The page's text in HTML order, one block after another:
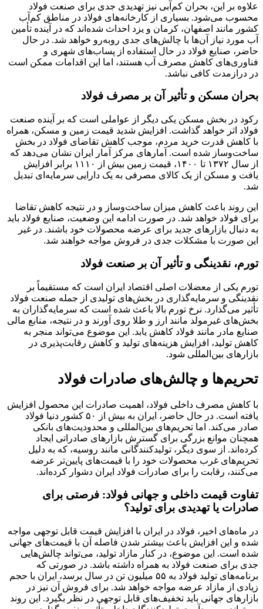
علاوه بر این، بحران کم‌آبی نیز تهدیدی جدی برای صنعت فولاد
محسوب می‌شود. بسیاری از کارخانه‌های فولاد در مناطق کم‌آب
کشور مانند اصفهان، کرمان و یزد احداث شده‌اند که در آینده تأمین
آب مورد نیاز آن‌ها با چالش‌های جدی روبه‌رو خواهد شد. در حال
حاضر، صنایع فولاد در حال استفاده از پساب‌های شهری و
فناوری‌های کاهش مصرف آب هستند، اما این اقدامات ممکن است
در درازمدت کافی نباشد.
بحران مسکن و تأثیر آن بر مصرف فولاد
رکود در بخش مسکن یکی دیگر از عواملی است که بر آینده صنعت
فولاد اثر خواهد گذاشت. افزایش شدید قیمت زمین و مسکن، همراه
با کاهش قدرت خرید مردم، موجب کاهش تقاضای فولاد در بخش
ساخت‌وساز شده است. آمارهای مرکز آمار ایران نشان می‌دهد که
از سال ۱۳۷۲ تا ۱۴۰۰، قیمت زمین بیش از ۱۱۱۰ برابر افزایش
یافت و مسکن از یک کالای مصرفی به یک دارایی سرمایه‌ای تبدیل
شد.
این روند باعث کاهش میزان ساخت‌وساز و در نتیجه کاهش تقاضا
برای فولاد خواهد شد. در صورت ادامه این وضعیت، صنایع فولاد باید
به دنبال بازارهای جدید برای عرضه محصولات خود باشند. در غیر
این صورت با مشکلات جدی در فروش مواجه خواهند شد.
تورم، نقدینگی و تأثیر آن بر صنعت فولاد
تورم یکی از معضلات اصلی اقتصاد ایران است که مستقیماً بر
نقدینگی و سرمایه‌گذاری در بخش‌های تولیدی از جمله صنعت فولاد
تأثیر می‌گذارد. نرخ تورم بالا باعث شده است که سرمایه‌گذاران به
بخش‌های غیرمولد مانند ارز و طلا روی آورند و در نتیجه، منابع مالی
صنایع مادر مانند فولاد کاهش یابد. این موضوع می‌تواند منجر به
کاهش تولید، افزایش هزینه‌های تولید و کاهش رقابت‌پذیری در
بازارهای بین‌المللی شود.
تحریم‌ها و چالش‌های صادرات فولاد
با کاهش مصرف داخلی فولاد، اهمیت صادرات این محصول افزایش
یافته است. در حال حاضر، ایران به بیش از ۵۰ کشور دنیا فولاد
صادر می‌کند. اما تحریم‌های بین‌المللی و محدودیت‌های بانکی
همچنان موانع بزرگی برای گسترش بازارهای صادراتی ایجاد
کرده‌اند. از سوی دیگر، تولیدکنندگانی مانند روسیه، که به دلیل
تحریم‌های غرب محصولات خود را با قیمت‌های پایین‌تر عرضه
می‌کنند، رقابت را برای صادرات فولاد ایران دشوار کرده‌اند.
تفاوت قیمت داخلی و جهانی فولاد: فرصتی برای
صادرات یا تهدیدی برای تولید؟
در ماه‌های اخیر، فولاد در ایران با افزایش قیمت قابل توجهی مواجه
شده و این افزایش باعث بیشتر شدن فاصله آن با قیمت‌های جهانی
شده است. این موضوع، در کنار مازاد تولید، می‌تواند چالش‌هایی
جدی برای صنعت فولاد به همراه داشته باشد. در صورتی که
برنامه‌های تولید فولاد به ۵۵ میلیون تن در سال برسد، ایران با حجم
زیادی از مازاد عرضه مواجه خواهد شد. برای فروش آن نیز در
بازارهای جهانی باید تخفیف‌های قابل توجهی در نظر بگیرد. این روند